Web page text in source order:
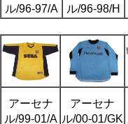
ル/96-97/A
ル/96-98/H
アーセナ
ル/99-01/A
アーセナ
ル/00-01/GK